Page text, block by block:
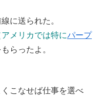
に送られた。
アメリカでは特にパープ
もらったよ。
こなせば仕事を選べ